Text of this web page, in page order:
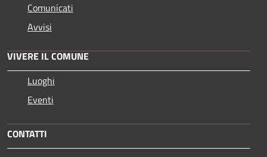
Comunicati
Avvisi
VIVERE IL COMUNE
Luoghi
Eventi
CONTATTI